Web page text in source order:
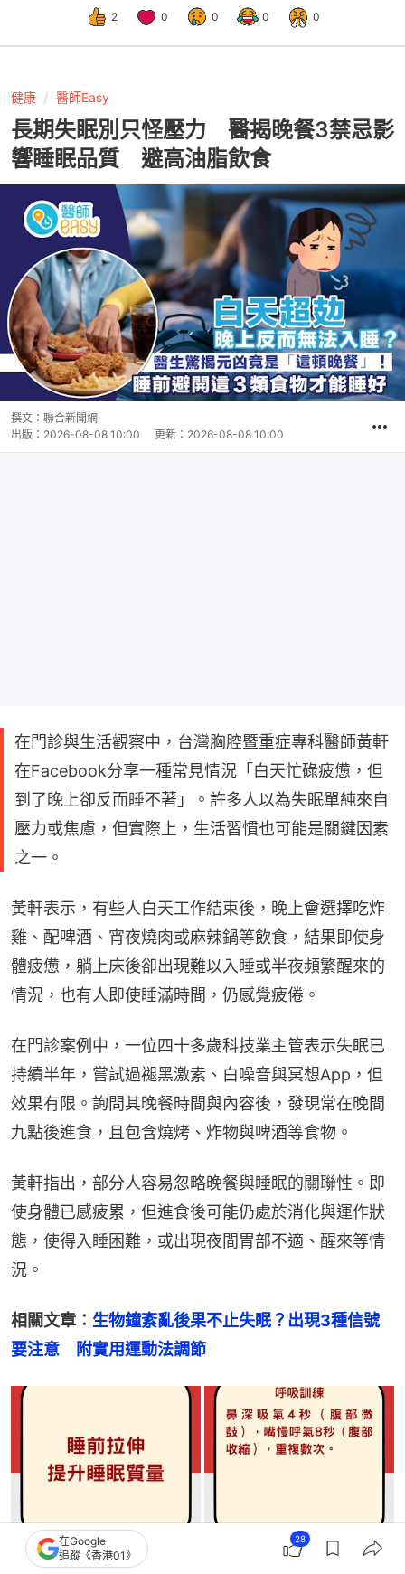
2 0 0 0 0
健康 醫師Easy
長期失眠別只怪壓力 醫揭晚餐3禁忌影
響睡眠品質 避高油脂飲食
撰文： 聯合新聞網
出版： 2026-08-08 10:00 更新： 2026-08-08 10:00
在門診與生活觀察中，台灣胸腔暨重症專科醫師黃軒
在Facebook分享一種常見情況「白天忙碌疲憊，但
到了晚上卻反而睡不著」。許多人以為失眠單純來自
壓力或焦慮，但實際上，生活習慣也可能是關鍵因素
之一。
黃軒表示，有些人白天工作結束後，晚上會選擇吃炸
雞、配啤酒、宵夜燒肉或麻辣鍋等飲食，結果即使身
體疲憊，躺上床後卻出現難以入睡或半夜頻繁醒來的
情況，也有人即使睡滿時間，仍感覺疲倦。
在門診案例中，一位四十多歲科技業主管表示失眠已
持續半年，嘗試過褪黑激素、白噪音與冥想App，但
效果有限。詢問其晚餐時間與內容後，發現常在晚間
九點後進食，且包含燒烤、炸物與啤酒等食物。
黃軒指出，部分人容易忽略晚餐與睡眠的關聯性。即
使身體已感疲累，但進食後可能仍處於消化與運作狀
態，使得入睡困難，或出現夜間胃部不適、醒來等情
況。
相關文章： 生物鐘紊亂後果不止失眠？出現3種信號
要注意　附實用運動法調節
在Google
追蹤《香港01》
28